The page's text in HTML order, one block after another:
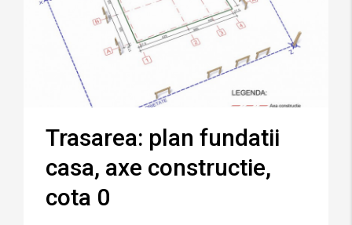
Trasarea: plan fundatii
casa, axe constructie,
cota 0